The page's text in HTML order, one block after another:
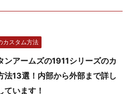
カスタム方法
ンアームズの1911シリーズのカ
法13選！内部から外部まで詳し
ています！